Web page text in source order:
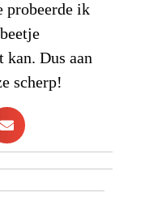
probeerde ik
kan. Dus aan
scherp!